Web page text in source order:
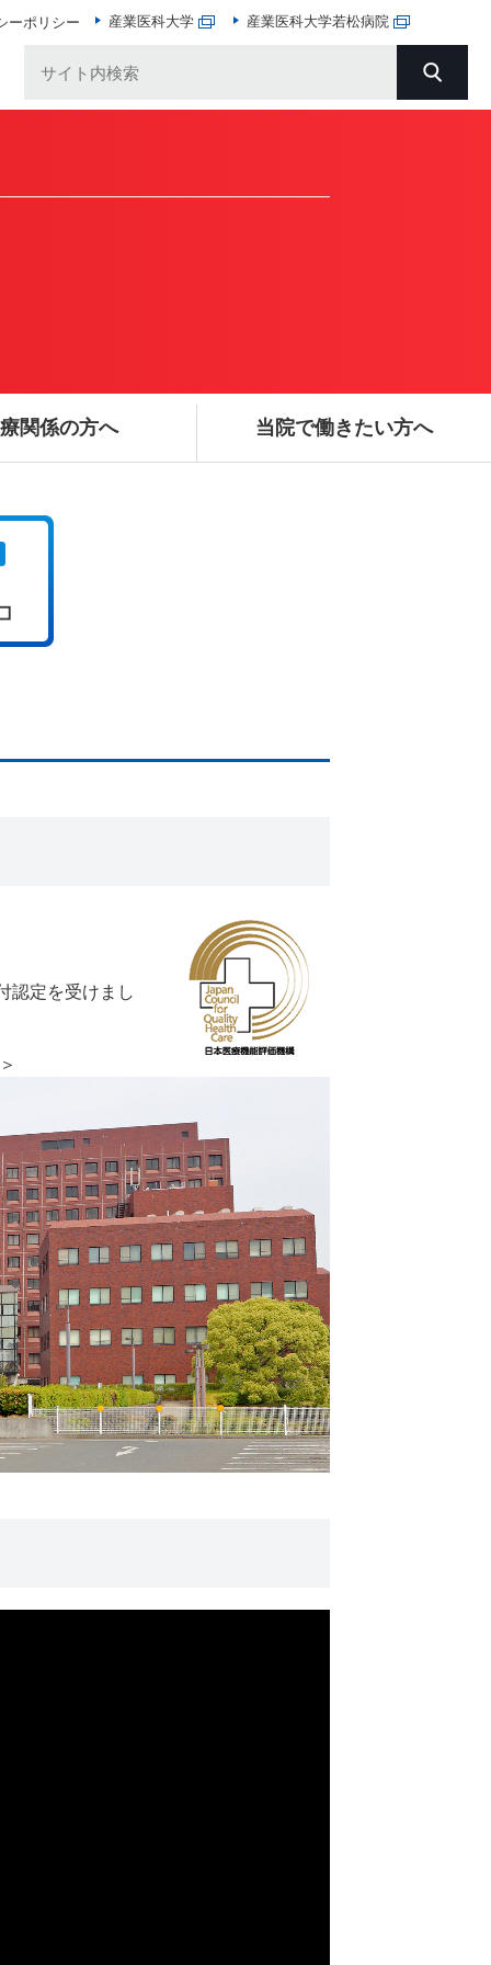
ーポリシー 産業医科大学 産業医科大学若松病院
関係の方へ 当院で働きたい方へ
認定を受けまし
＞